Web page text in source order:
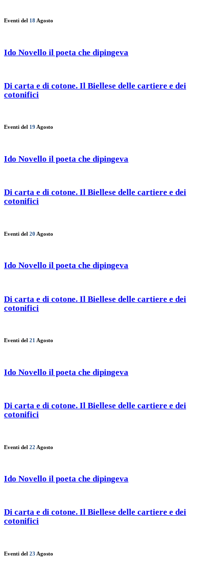
Eventi del 18 Agosto
Ido Novello il poeta che dipingeva
Di carta e di cotone. Il Biellese delle cartiere e dei
cotonifici
Eventi del 19 Agosto
Ido Novello il poeta che dipingeva
Di carta e di cotone. Il Biellese delle cartiere e dei
cotonifici
Eventi del 20 Agosto
Ido Novello il poeta che dipingeva
Di carta e di cotone. Il Biellese delle cartiere e dei
cotonifici
Eventi del 21 Agosto
Ido Novello il poeta che dipingeva
Di carta e di cotone. Il Biellese delle cartiere e dei
cotonifici
Eventi del 22 Agosto
Ido Novello il poeta che dipingeva
Di carta e di cotone. Il Biellese delle cartiere e dei
cotonifici
Eventi del 23 Agosto